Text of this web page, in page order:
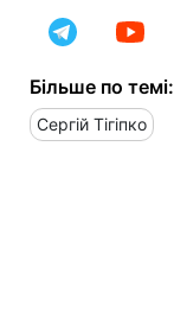
Більше по темі:
Сергій Тігіпко